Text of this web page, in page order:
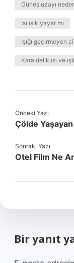
Güneş uzayı
Isı ışık yayar mı
Işığı geçirmeyen
Kara delik ısı ve
Önceki Yazı
Çölde
Sonraki Yazı
Otel Film Ne
Bir yanıt